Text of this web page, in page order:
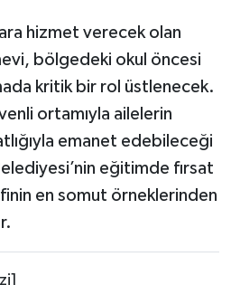
hizmet verecek olan
bölgedeki okul öncesi
kritik bir rol üstlenecek.
ortamıyla ailelerin
emanet edebileceği
eğitimde fırsat
en somut örneklerinden